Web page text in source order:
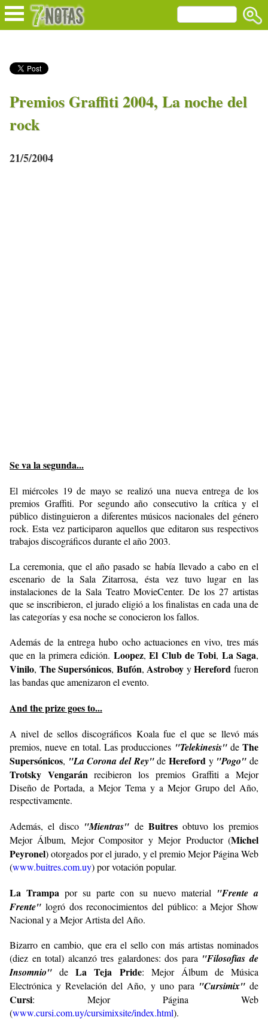
Premios Graffiti 2004, La noche del
rock
21/5/2004
Se va la segunda...
El miércoles 19 de mayo se realizó una nueva entrega de los
premios Graffiti. Por segundo año consecutivo la crítica y el
público distinguieron a diferentes músicos nacionales del género
rock. Esta vez participaron aquellos que editaron sus respectivos
trabajos discográficos durante el año 2003.
La ceremonia, que el año pasado se había llevado a cabo en el
escenario de la Sala Zitarrosa, ésta vez tuvo lugar en las
instalaciones de la Sala Teatro MovieCenter. De los 27 artistas
que se inscribieron, el jurado eligió a los finalistas en cada una de
las categorías y esa noche se conocieron los fallos.
Además de la entrega hubo ocho actuaciones en vivo, tres más
que en la primera edición. Loopez,El Club de Tobi, La Saga,
Vinilo, The Supersónicos, Bufón,Astroboy yHereford fueron
las bandas que amenizaron el evento.
And the prize goes to...
A nivel de sellos discográficos Koala fue el que se llevó más
premios, nueve en total. Las producciones "Telekinesis" de The
Supersónicos, "La Corona del Rey"deHereford y "Pogo"de
Trotsky Vengaránrecibieron los premios Graffiti a Mejor
Diseño de Portada, a Mejor Tema y a Mejor Grupo del Año,
respectivamente.
Además, el disco "Mientras" de Buitres obtuvo los premios
Mejor Álbum, Mejor Compositor y Mejor Productor (Michel
Peyronel) otorgados por el jurado, y el premio Mejor Página Web
(www.buitres.com.uy) por votación popular.
La Trampa por su parte con su nuevo material "Frente a
Frente" logró dos reconocimientos del público: a Mejor Show
Nacional y a Mejor Artista del Año.
Bizarro en cambio, que era el sello con más artistas nominados
(diez en total) alcanzó tres galardones: dos para "Filosofías de
Insomnio"deLa Teja Pride: Mejor Álbum de Música
Electrónica y Revelación del Año, y uno para "Cursimix"de
Cursi: Mejor Página Web
(www.cursi.com.uy/cursimixsite/index.html).